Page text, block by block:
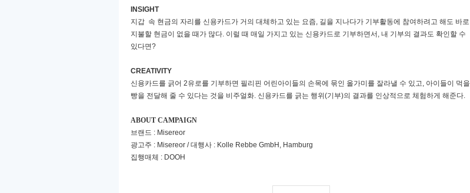
INSIGHT
지갑 속 현금의 자리를 신용카드가 거의 대체하고 있는 요즘 길을 지나다가 기부활동에 참여하려고 해도 바로
지불할 현금이 없을 때가 많다 이럴 때 매일 가지고 있는 신용카드로 기부하면서 내 기부의 결과도 확인할 수
있다면?
CREATIVITY
신용카드를 긁어 2유로를 기부하면 필리핀 어린아이들의 손목에 묶인 올가미를 잘라낼 수 있고
아이들이 먹을
빵을 전달해 줄 수 있다는 것을 비주얼화 신용카드를 긁는 행위(기부)의 결과를 인상적으로 체험하게 해준다
ABOUT CAMPAIGN
브랜드 : Misereor
광고주 : Misereor /대행사 : Kolle Rebbe GmbH, Hamburg
집행매체 : DOOH